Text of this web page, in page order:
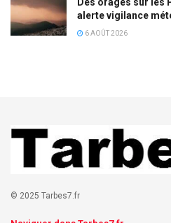
alerte vigilance
6 AOÛT 2026
© 2025 Tarbes7.fr